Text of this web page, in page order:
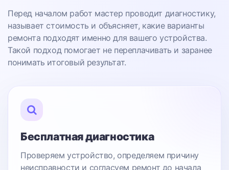
Перед началом работ мастер проводит диагностику,
называет стоимость и объясняет, какие варианты
ремонта подходят именно для вашего устройства.
Такой подход помогает не переплачивать и заранее
понимать итоговый результат.
Бесплатная диагностика
Проверяем устройство, определяем причину
неисправности и согласуем ремонт до начала